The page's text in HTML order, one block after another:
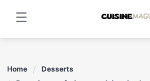
content
Home
Desserts